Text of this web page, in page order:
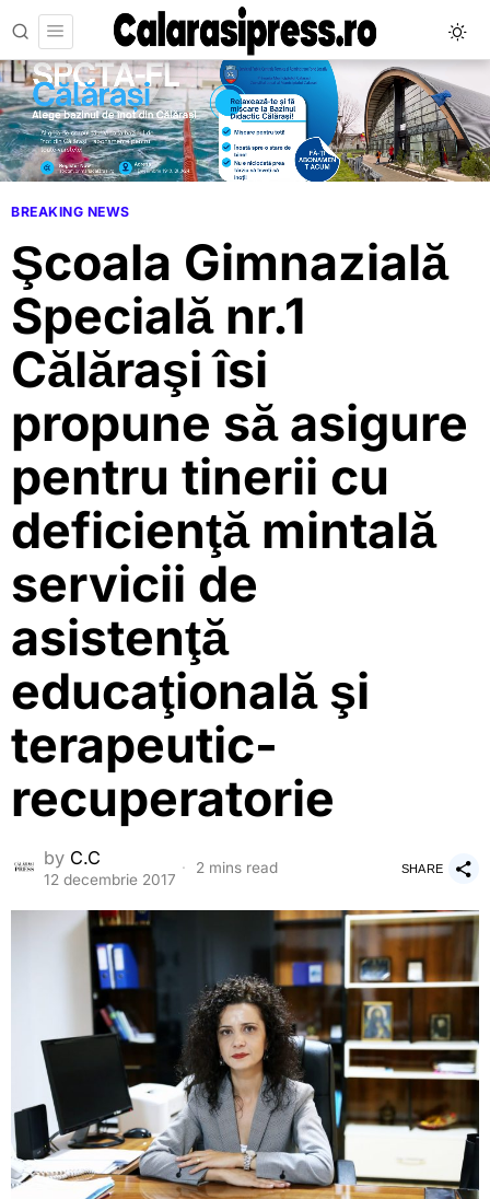
BREAKING NEWS
Şcoala Gimnazială
Specială nr.1
Călăraşi îsi
propune să asigure
pentru tinerii cu
deficienţă mintală
servicii de
asistenţă
educaţională şi
terapeutic-
recuperatorie
by C.C
12 decembrie 2017
2 mins read SHARE